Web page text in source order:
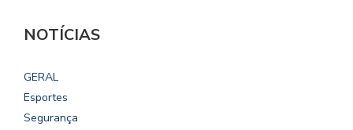
NOTÍCIAS
GERAL
Esportes
Segurança